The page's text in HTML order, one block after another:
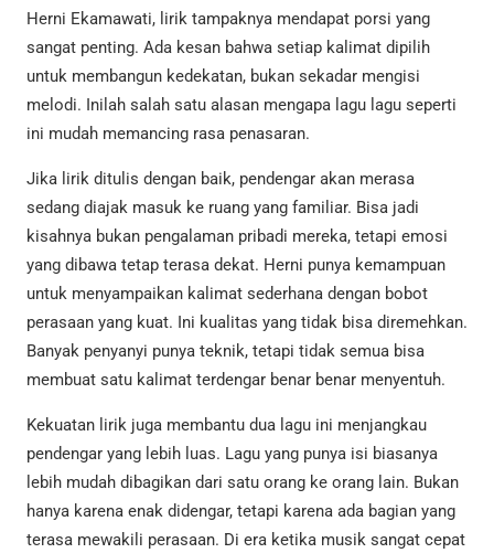
Herni Ekamawati, lirik tampaknya mendapat porsi yang
sangat penting. Ada kesan bahwa setiap kalimat dipilih
untuk membangun kedekatan, bukan sekadar mengisi
melodi. Inilah salah satu alasan mengapa lagu lagu seperti
ini mudah memancing rasa penasaran.
Jika lirik ditulis dengan baik, pendengar akan merasa
sedang diajak masuk ke ruang yang familiar. Bisa jadi
kisahnya bukan pengalaman pribadi mereka, tetapi emosi
yang dibawa tetap terasa dekat. Herni punya kemampuan
untuk menyampaikan kalimat sederhana dengan bobot
perasaan yang kuat. Ini kualitas yang tidak bisa diremehkan.
Banyak penyanyi punya teknik, tetapi tidak semua bisa
membuat satu kalimat terdengar benar benar menyentuh.
Kekuatan lirik juga membantu dua lagu ini menjangkau
pendengar yang lebih luas. Lagu yang punya isi biasanya
lebih mudah dibagikan dari satu orang ke orang lain. Bukan
hanya karena enak didengar, tetapi karena ada bagian yang
terasa mewakili perasaan. Di era ketika musik sangat cepat